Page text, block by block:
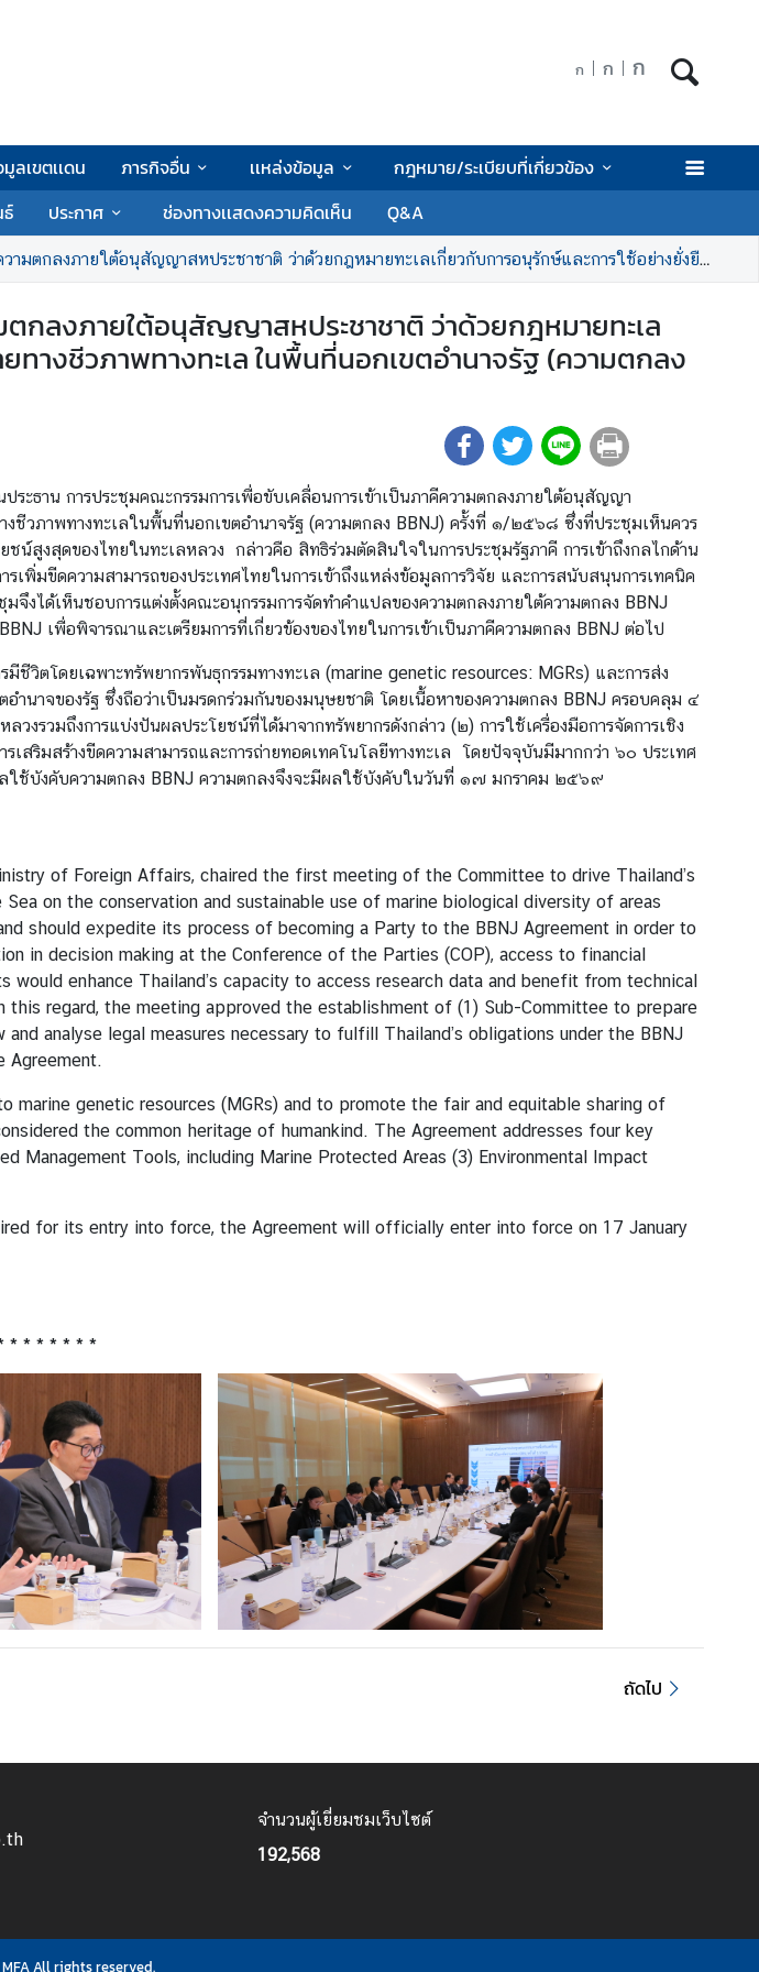
ก ก ก
ลเขตเเดน ภารกิจอื่น เเหล่งข้อมูล
กฎหมาย/ระเบียบที่เกี่ยวข้อง
ประกาศ ช่องทางเเสดงความคิดเห็น Q&A
ติ ว่าด้วยกฎหมายทะเลเกี่ยวกับการอนุรักษ์และการใช้อย่างยั่งยืนซึ่งความหลากหลายทางชีวภาพทางทะเล ในพื้นที่นอกเขตอำนาจรัฐ (ความตกลง BBNJ) ครั้งที่ ๑/๒๕๖๘
ตกลงภายใต้อนุสัญญาสหประชาชาติ ว่าด้วยกฎหมายทะเล
างชีวภาพทางทะเล ในพื้นที่นอกเขตอำนาจรัฐ (ความตกลง
ะธาน การประชุมคณะกรรมการเพื่อขับเคลื่อนการเข้าเป็นภาคีความตกลงภายใต้อนุสัญญา
ชีวภาพทางทะเลในพื้นที่นอกเขตอำนาจรัฐ (ความตกลง BBNJ) ครั้งที่ ๑/๒๕๖๘ ซึ่งที่ประชุมเห็นควร
ชน์สูงสุดของไทยในทะเลหลวง กล่าวคือ สิทธิร่วมตัดสินใจในการประชุมรัฐภาคี การเข้าถึงกลไกด้าน
เพิ่มขีดความสามารถของประเทศไทยในการเข้าถึงแหล่งข้อมูลการวิจัย และการสนับสนุนการเทคนิค
จึงได้เห็นชอบการแต่งตั้งคณะอนุกรรมการจัดทำคำแปลของความตกลงภายใต้ความตกลง BBNJ
เพื่อพิจารณาและเตรียมการที่เกี่ยวข้องของไทยในการเข้าเป็นภาคีความตกลง BBNJ ต่อไป
วิตโดยเฉพาะทรัพยากรพันธุกรรมทางทะเล (marine genetic resources: MGRs) และการส่ง
นาจของรัฐ ซึ่งถือว่าเป็นมรดกร่วมกันของมนุษยชาติ โดยเนื้อหาของความตกลง BBNJ ครอบคลุม ๔
วงรวมถึงการแบ่งปันผลประโยชน์ที่ได้มาจากทรัพยากรดังกล่าว (๒) การใช้เครื่องมือการจัดการเชิง
สริมสร้างขีดความสามารถและการถ่ายทอดเทคโนโลยีทางทะเล โดยปัจจุบันมีมากกว่า ๖๐ ประเทศ
ใช้บังคับความตกลง BBNJ ความตกลงจึงจะมีผลใช้บังคับในวันที่ ๑๗ มกราคม ๒๕๖๙
of Foreign Affairs, chaired the first meeting of the Committee to drive Thailand’s
on the conservation and sustainable use of marine biological diversity of areas
should expedite its process of becoming a Party to the BBNJ Agreement in order to
in decision making at the Conference of the Parties (COP), access to financial
enhance Thailand’s capacity to access research data and benefit from technical
this regard, the meeting approved the establishment of (1) Sub-Committee to prepare
analyse legal measures necessary to fulfill Thailand’s obligations under the BBNJ
Agreement.
genetic resources (MGRs) and to promote the fair and equitable sharing of
the common heritage of humankind. The Agreement addresses four key
Management Tools, including Marine Protected Areas (3) Environmental Impact
for its entry into force, the Agreement will officially enter into force on 17 January
* * * * * * *
ถัดไป
จำนวนผู้เยี่ยมชมเว็บไซต์
192,568
All rights reserved.